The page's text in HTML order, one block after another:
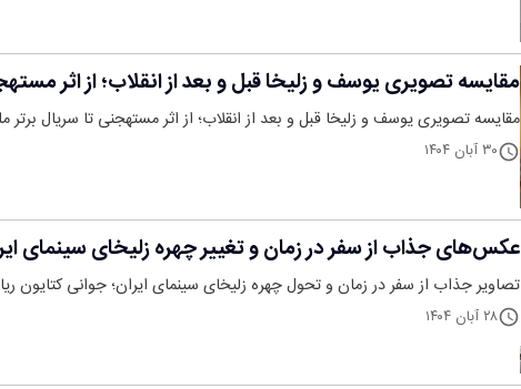
مقایسه تصویری یوسف و زلیخا قبل و بعد از انقلاب؛ از اثر
مقایسه تصویری یوسف و زلیخا قبل و بعد از انقلاب؛ از اثر مستهجنی تا سریال
۳۰ آبان ۱۴۰۴
عکس‌های جذاب از سفر در زمان و تغییر چهره زلیخای سینمای ایران؛
تصاویر جذاب از سفر در زمان و تحول چهره زلیخای سینمای ایران؛ جوانی کتایون ریاحی و
۲۸ آبان ۱۴۰۴